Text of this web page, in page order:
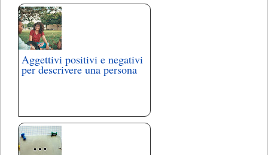
Aggettivi positivi e negativi
per descrivere una persona